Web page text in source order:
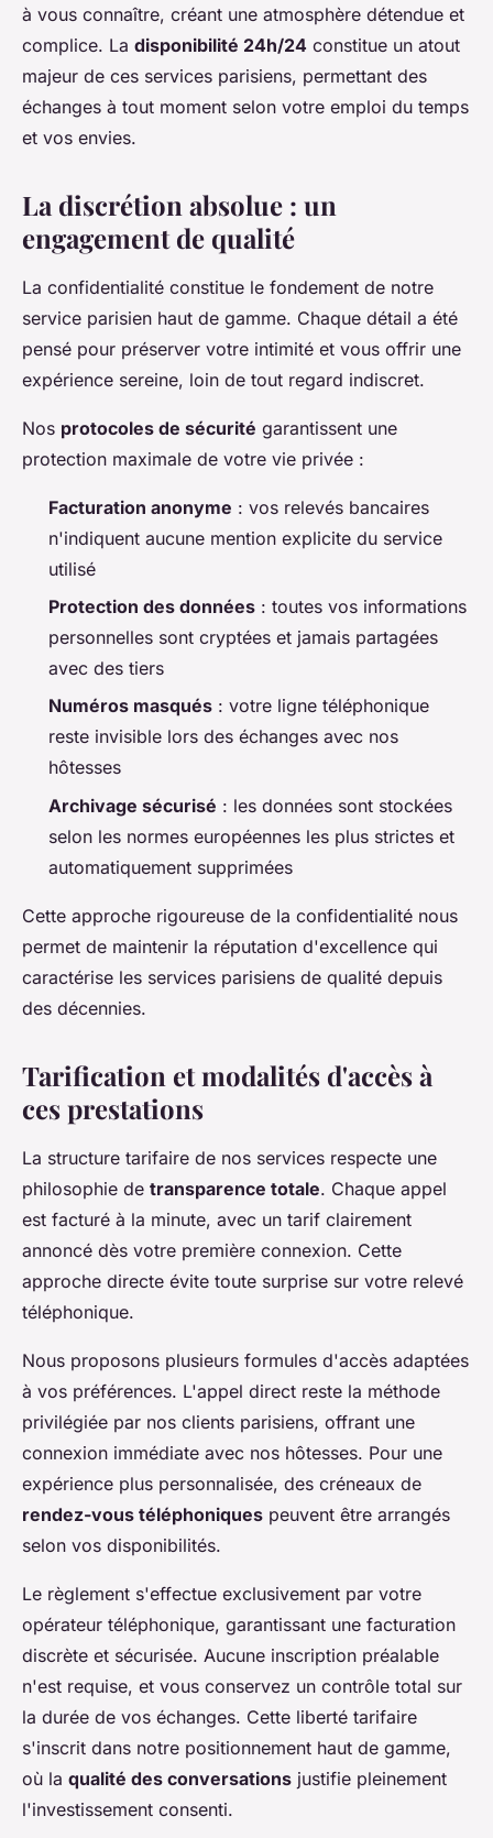
à vous connaître, créant une atmosphère détendue et
complice. La disponibilité 24h/24 constitue un atout
majeur de ces services parisiens, permettant des
échanges à tout moment selon votre emploi du temps
et vos envies.
La discrétion absolue : un
engagement de qualité
La confidentialité constitue le fondement de notre
service parisien haut de gamme. Chaque détail a été
pensé pour préserver votre intimité et vous offrir une
expérience sereine, loin de tout regard indiscret.
Nos protocoles de sécurité garantissent une
protection maximale de votre vie privée :
Facturation anonyme : vos relevés bancaires
n'indiquent aucune mention explicite du service
utilisé
Protection des données : toutes vos informations
personnelles sont cryptées et jamais partagées
avec des tiers
Numéros masqués : votre ligne téléphonique
reste invisible lors des échanges avec nos
hôtesses
Archivage sécurisé : les données sont stockées
selon les normes européennes les plus strictes et
automatiquement supprimées
Cette approche rigoureuse de la confidentialité nous
permet de maintenir la réputation d'excellence qui
caractérise les services parisiens de qualité depuis
des décennies.
Tarification et modalités d'accès à
ces prestations
La structure tarifaire de nos services respecte une
philosophie de transparence totale. Chaque appel
est facturé à la minute, avec un tarif clairement
annoncé dès votre première connexion. Cette
approche directe évite toute surprise sur votre relevé
téléphonique.
Nous proposons plusieurs formules d'accès adaptées
à vos préférences. L'appel direct reste la méthode
privilégiée par nos clients parisiens, offrant une
connexion immédiate avec nos hôtesses. Pour une
expérience plus personnalisée, des créneaux de
rendez-vous téléphoniques peuvent être arrangés
selon vos disponibilités.
Le règlement s'effectue exclusivement par votre
opérateur téléphonique, garantissant une facturation
discrète et sécurisée. Aucune inscription préalable
n'est requise, et vous conservez un contrôle total sur
la durée de vos échanges. Cette liberté tarifaire
s'inscrit dans notre positionnement haut de gamme,
où la qualité des conversations justifie pleinement
l'investissement consenti.